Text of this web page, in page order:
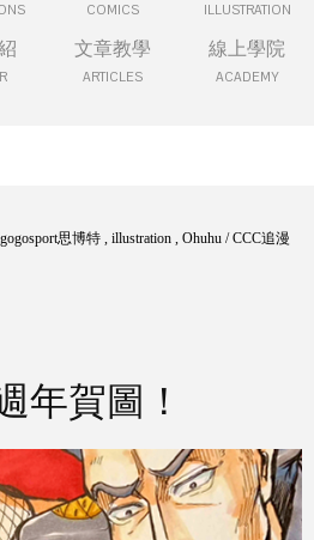
COMICS ILLUSTRATION
文章教學
ARTICLES
線上學院
ACADEMY
思博特 , illustration , Ohuhu /CCC追漫
年賀圖！